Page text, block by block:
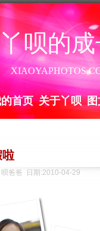
丫呗的
首页 关于丫呗 图
啦
呗爸爸 日期:2010-04-29